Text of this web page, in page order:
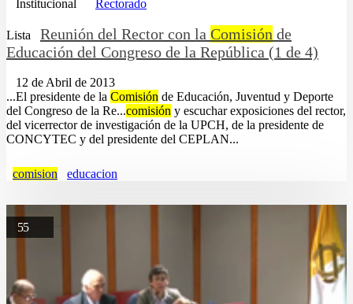
Institucional Rectorado
Lista Reunión del Rector con la Comisión de
Educación del Congreso de la República (1 de 4)
12 de Abril de 2013
...El presidente de la Comisión de Educación, Juventud y Deporte
del Congreso de la Re...comisión y escuchar exposiciones del rector,
del vicerrector de investigación de la UPCH, de la presidente de
CONCYTEC y del presidente del CEPLAN...
comision educacion
55